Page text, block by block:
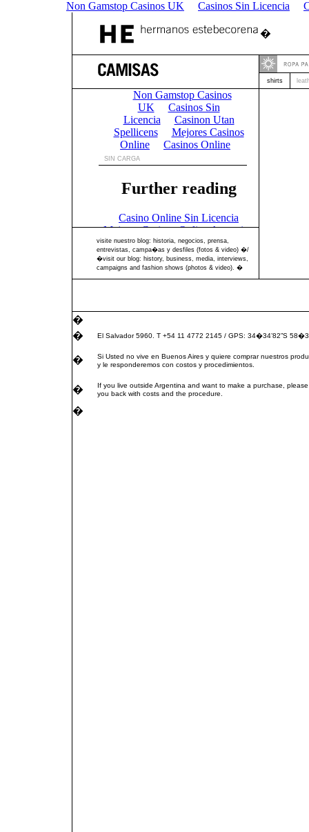
Non Gamstop Casinos UK Casinos Sin Licencia
�
shirts
visite nuestro blog: historia, negocios, prensa,
entrevistas, campa�as y desfiles (fotos & video) �/
�visit our blog: history, business, media, interviews,
campaigns and fashion shows (photos & video). �
�
�
El Salvador 5960. T +54 11 4772 2145 / GPS: 34�34’82”S
�
Si Usted no vive en Buenos Aires y quiere comprar nuestros
y le responderemos con costos y procedimientos.
�
If you live outside Argentina and want to make a purchase,
you back with costs and the procedure.
�